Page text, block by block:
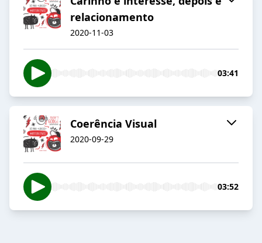
relacionamento
2020-11-03
03:41
Coerência Visual
2020-09-29
03:52